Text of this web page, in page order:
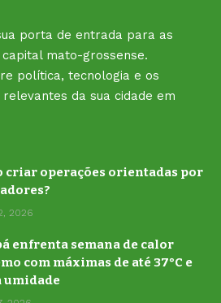
porta de entrada para as
mato-grossense.
política, tecnologia e os
da sua cidade em
criar operações orientadas por
2026
enfrenta semana de calor
com máximas de até 37°C e
umidade